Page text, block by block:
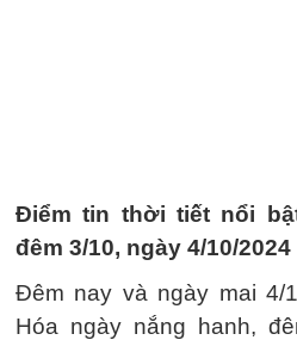
Điểm tin thời tiết nổi
đêm 3/10, ngày 4/10/2024
Đêm nay và ngày mai 4/
Hóa ngày nắng hanh,